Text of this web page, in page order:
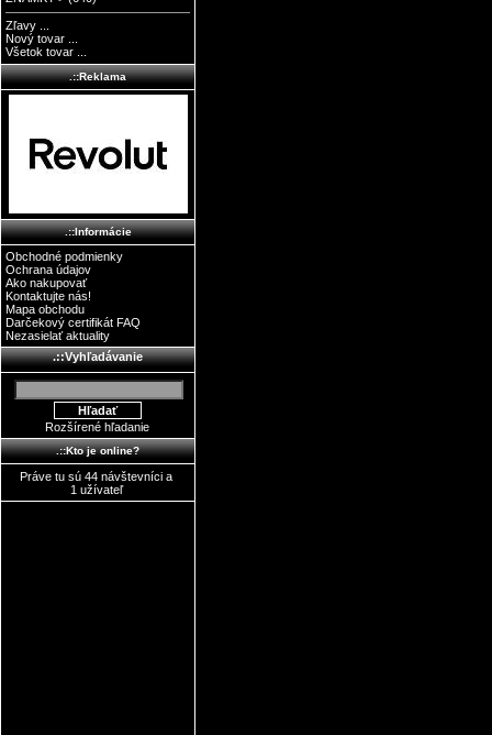
Zľavy ...
Nový tovar ...
Všetok tovar ...
.::Reklama
.::Informácie
Obchodné podmienky
Ochrana údajov
Ako nakupovať
Kontaktujte nás!
Mapa obchodu
Darčekový certifikát FAQ
Nezasielať aktuality
.::Vyhľadávanie
Rozšírené hľadanie
.::Kto je online?
Práve tu sú 44 návštevníci a
1 užívateľ